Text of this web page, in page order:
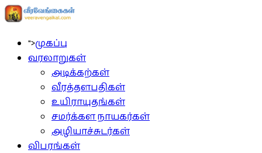
">முகப்பு
வரலாறுகள்
அடிக்கற்கள்
வீரத்தளபதிகள்
உயிராயுதங்கள்
சமர்க்கள நாயகர்கள்
அழியாச்சுடர்கள்
விபரங்கள்